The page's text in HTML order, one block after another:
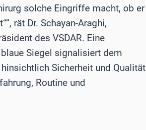
solche Eingriffe macht, ob er
rät Dr. Schayan-Araghi,
des VSDAR. Eine
Siegel signalisiert dem
Sicherheit und Qualität
Routine und